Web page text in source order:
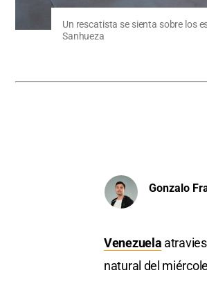
Un rescatista se sienta sobre los
Sanhueza
Gonzalo
Venezuela
natural del